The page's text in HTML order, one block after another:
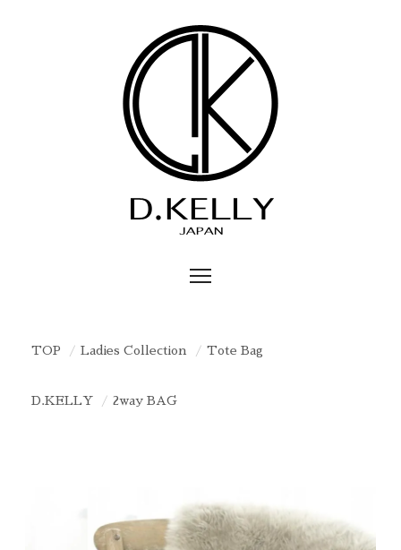
TOP Ladies Collection Tote Bag
D.KELLY 2way BAG